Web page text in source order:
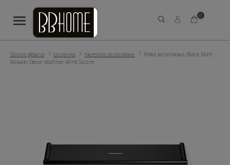
0
Strona główna Łazienka Akcesoria łazienkowe
Półka łazienkowa Black Matt
Mikado Decor Walther 40×8,5x2cm